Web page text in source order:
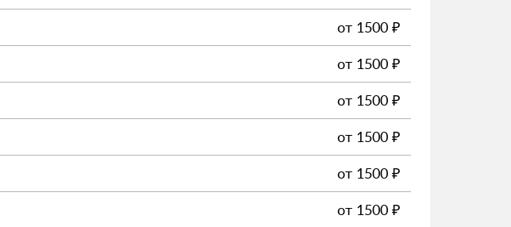
от 1500 ₽
от 1500 ₽
от 1500 ₽
от 1500 ₽
от 1500 ₽
от 1500 ₽